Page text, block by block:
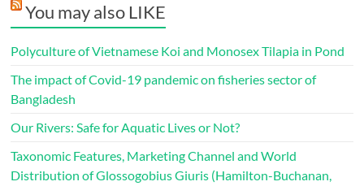
You may also LIKE
Polyculture of Vietnamese Koi and Monosex Tilapia in Pond
The impact of Covid-19 pandemic on fisheries sector of
Bangladesh
Our Rivers: Safe for Aquatic Lives or Not?
Taxonomic Features, Marketing Channel and World
Distribution of Glossogobius Giuris (Hamilton-Buchanan,